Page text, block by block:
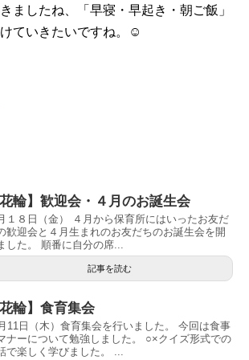
ましたね、「早寝・早起き・朝ご飯」
ていきたいですね。☺
花輪】歓迎会・４月のお誕生会
１８日（金） ４月から保育所にはいったお友だ
歓迎会と４月生まれのお友だちのお誕生会を開
した。 順番に自分の席...
記事を読む
花輪】食育集会
11日（木）食育集会を行いました。 今回は食事
ナーについて勉強しました。 ○×クイズ形式での
で楽しく学びました。 ...